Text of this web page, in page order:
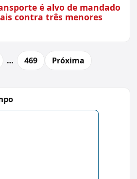
é alvo de mandado
contra três menores
… 469 Próxima